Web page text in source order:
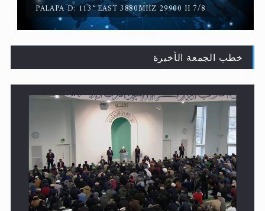
حقيقة المسيح الدجال
PALAPA D: 113° EAST 3880MHZ 29900 H 7/8
خطب الجمعة الأخيرة